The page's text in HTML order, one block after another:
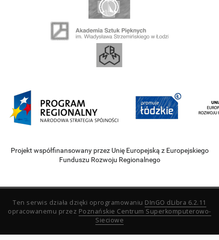
Projekt współfinansowany przez Unię Europejską z Europejskiego
Funduszu Rozwoju Regionalnego
Ten serwis działa dzięki oprogramowaniu DInGO dLibra 6.2.11
opracowanemu przez Poznańskie Centrum Superkomputerowo-
Sieciowe